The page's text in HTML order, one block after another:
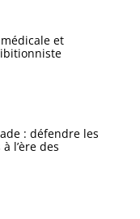
et
: défendre les
l’ère des